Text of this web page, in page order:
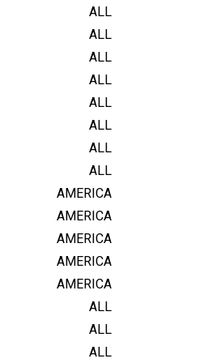
ALL
ALL
ALL
ALL
ALL
ALL
ALL
ALL
AMERICA
AMERICA
AMERICA
AMERICA
AMERICA
ALL
ALL
ALL